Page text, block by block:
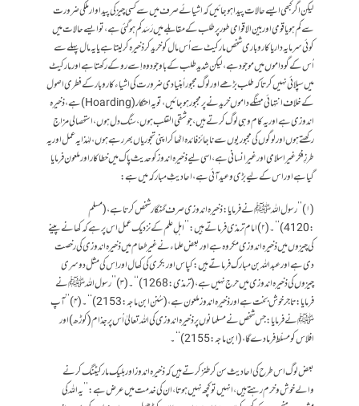
لیکن اگر کبھی ایسے حالات پیداہوجائیں کہ اشیائے صرف میں سے کسی چیز کی پیداوار ملکی ضرورت
سے کم ہو یا قومی اور بین الاقوامی طور پر طلب کے مقابلے میں رَسَد کم ہوگئی ہے ،تو ایسے حالات میں
کوئی سرمایہ دار یا کاروبار ی شخص مارکیٹ سے اُس مال کو خرید کر ذخیرہ کرلیتا ہے یا یہ مال پہلے سے
اُس کے گوداموں میں موجود ہے، لیکن شدید طلب کے باوجودوہ اِسے روکے رکھتا ہے اور مارکیٹ
میں سپلائی نہیں کرتا کہ طلب بڑھے اور لوگ مجبور اً بنیادی ضرورت کی اشیاء کاروبار کے فطری اصول
کے خلاف انتہائی مہنگے داموں خریدنے پر مجبور ہوجائیں ،تو یہ احتکار(Hoarding) ہے ،ذخیرہ
اندوزی ہے اوریہ کام وہی لوگ کرتے ہیں، جو شقی القلب ہوں ، سنگ دل ہوں، استحصالی مزاج
رکھتے ہوں اور لوگوں کی مجبوریوں سے ناجائز فائدہ اٹھاکر اپنی تجوریاں بھررہے ہوں،لہٰذایہ عمل اور یہ
طرزِ فکر غیر اسلامی اورغیر انسانی ہے،اسی لیے ذخیرہ اندوز کو حدیث پاک میں خطاکار اور ملعون فرمایا
گیا ہے اور اس کے لیے بڑی وعید آئی ہے،احادیثِ مبارکہ میں ہے:
(۱)’’ رسول اللہ ﷺنے فرمایا: ذخیرہ اندوزی صرف گنہگار شخص کرتا ہے،( مسلم
:4120)‘‘۔(۲)امام ترمذی فرماتے ہیں:’’اہلِ علم کے نزدیک عمل اس پر ہے کہ کھانے پینے
کی چیزوں میں ذخیرہ اندوزی مکروہ ہے اور بعض علماء نے غیر طعام میں ذخیرہ اندوزی کی رخصت
دی ہے اور عبداللہ بن مبارک فرماتے ہیں:کپاس اور بکری کی کھال اور اِس کی مثل دوسری
چیزوں کی ذخیرہ اندوزی میں حرج نہیں ہے ،(ترمذی:1268)‘‘۔(۳)’’ رسول اللہ ﷺنے
فرمایا:تاجر خوش بخت ہے اور ذخیرہ اندوز ملعون ہے ،(سُنن ابن ماجہ:2153)‘‘۔(۴)’’ آپ
ﷺنے فرمایا:جس شخص نے مسلمانوں پر ذخیرہ اندوزی کی اللہ تعالیٰ اُس پر جذام (کوڑھ )اور
افلاس کو مسلّط فرمادے گا ، ( ابن ماجہ:2155)‘‘۔
بعض لوگ اس طرح کی احادیث سن کر طنز کرتے ہیں کہ ذخیرہ اندوز اور بلیک مارکیٹنگ کرنے
والے خوش وخرم رہتے ہیں، انہیں تو کچھ نہیں ہوتا، ان کی خدمت میں عرض ہے :’’یہ اللہ کی